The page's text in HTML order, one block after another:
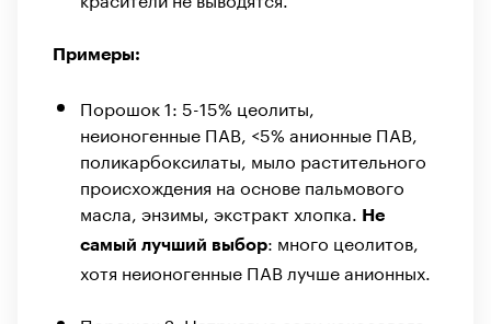
Примеры:
Порошок 1: 5-15% цеолиты,
неионогенные ПАВ, <5% анионные ПАВ,
поликарбоксилаты, мыло растительного
происхождения на основе пальмового
масла, энзимы, экстракт хлопка.
Не
самый лучший выбор: много цеолитов,
хотя неионогенные ПАВ лучше анионных.